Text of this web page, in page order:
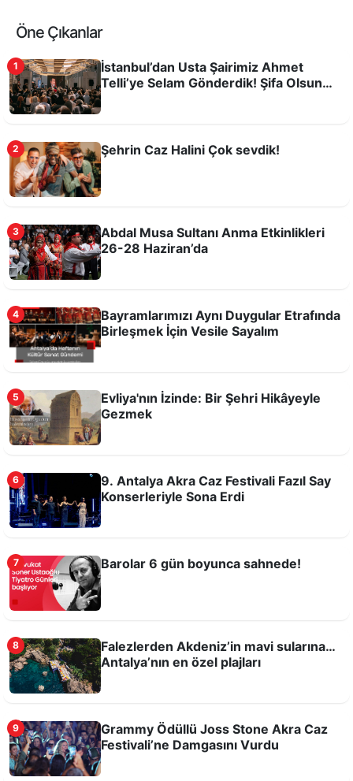
Antalya Oyuncak Müzesi 7’den 70’e
ziyaretçilerini ağırlıyor
Hıdırlık Kulesi yeniden Antalyalılarla buluştu
Falezlerden Akdeniz’in mavi sularına…
Antalya’nın en özel plajları
Öne Çıkanlar
1
İstanbul’dan Usta Şairimiz Ahmet
Telli’ye Selam Gönderdik! Şifa Olsun
2 Şehrin Caz Halini Çok sevdik!
3
Abdal Musa Sultanı Anma Etkinlikleri
26-28 Haziran’da
4
Bayramlarımızı Aynı Duygular Etrafında
Birleşmek İçin Vesile Sayalım
5
Evliya'nın İzinde: Bir Şehri Hikâyeyle
Gezmek
6
9. Antalya Akra Caz Festivali Fazıl Say
Konserleriyle Sona Erdi
7 Barolar 6 gün boyunca sahnede!
8
Falezlerden Akdeniz’in mavi sularına…
Antalya’nın en özel plajları
9
Grammy Ödüllü Joss Stone Akra Caz
Festivali’ne Damgasını Vurdu